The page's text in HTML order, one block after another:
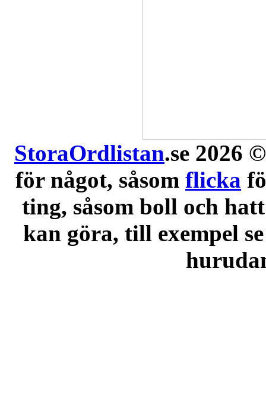
StoraOrdlistan.se 2026
för något, såsom flicka
ting, såsom boll och
kan göra, till exempel